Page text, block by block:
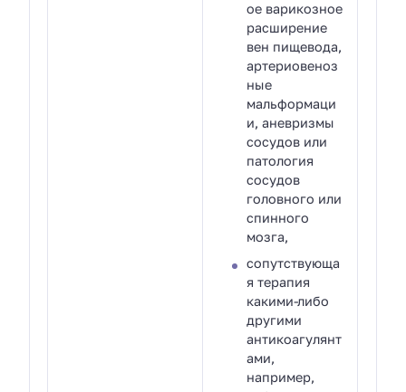
ое варикозное
расширение
вен пищевода,
артериовеноз
ные
мальформаци
и, аневризмы
сосудов или
патология
сосудов
головного или
спинного
мозга,
сопутствующа
я терапия
какими-либо
другими
антикоагулянт
ами,
например,